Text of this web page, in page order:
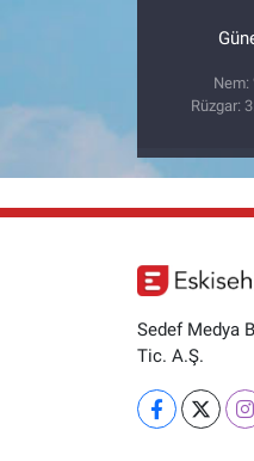
Nem:
Rüzgar:
Sedef Medya
Tic. A.Ş.